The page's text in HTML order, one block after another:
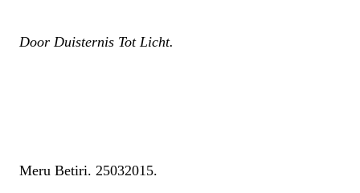
Door Duisternis Tot Licht.
Meru Betiri. 25032015.